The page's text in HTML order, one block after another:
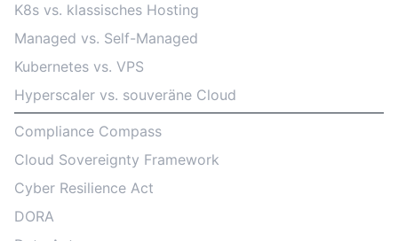
K8s vs. klassisches Hosting
Managed vs. Self-Managed
Kubernetes vs. VPS
Hyperscaler vs. souveräne Cloud
Compliance Compass
Cloud Sovereignty Framework
Cyber Resilience Act
DORA